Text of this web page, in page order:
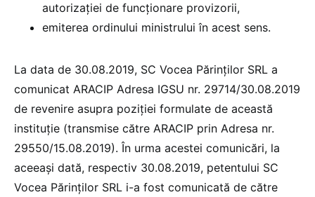
autorizației de funcționare provizorii,
emiterea ordinului ministrului în acest sens.
La data de 30.08.2019, SC Vocea Părinților SRL a
comunicat ARACIP Adresa IGSU nr. 29714/30.08.2019
de revenire asupra poziției formulate de această
instituție (transmise către ARACIP prin Adresa nr.
29550/15.08.2019). În urma acestei comunicări, la
aceeași dată, respectiv 30.08.2019, petentului SC
Vocea Părinților SRL i-a fost comunicată de către